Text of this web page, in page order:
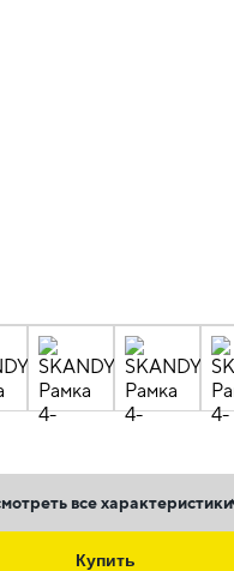
все характеристики
Купить